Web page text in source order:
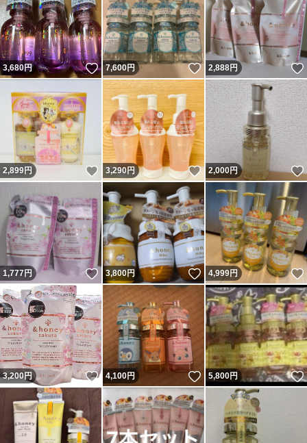
3,680円 いいね！
7,600円 いいね！
2,888円
2,899円 いいね！
3,290円 いいね！
2,000円
1,777円 いいね！
3,800円 いいね！
4,999円
3,200円 いいね！
4,100円 いいね！
5,800円